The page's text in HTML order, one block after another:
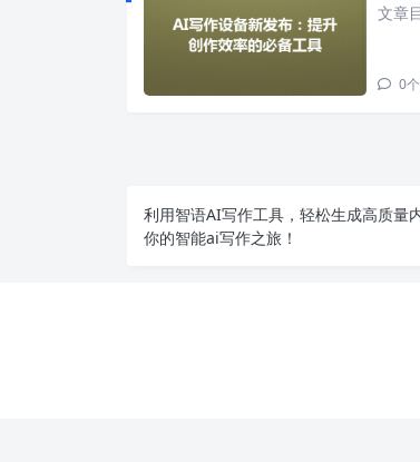
文章
0
利用智语AI写作工具，轻松生成高质量
你的智能ai写作之旅！